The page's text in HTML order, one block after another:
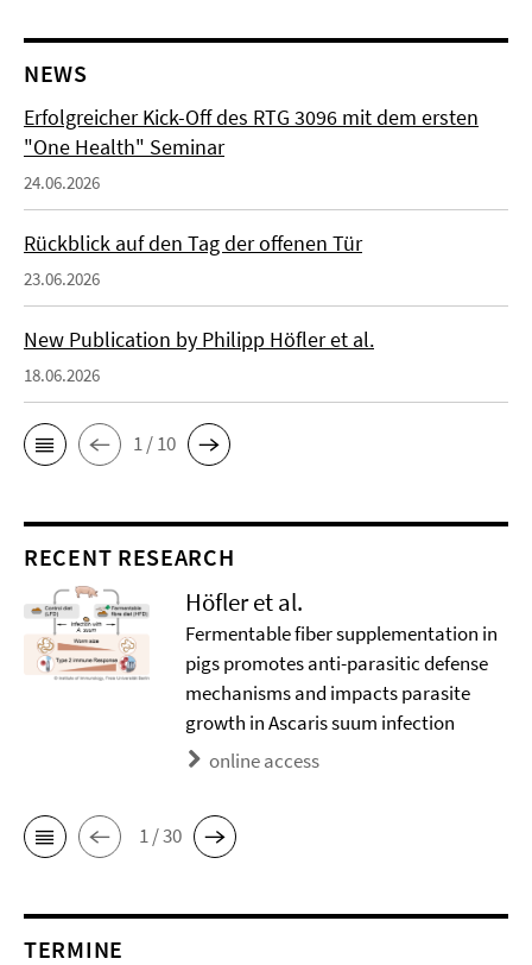
NEWS
Erfolgreicher Kick-Off des RTG 3096 mit dem ersten
"One Health" Seminar
24.06.2026
Rückblick auf den Tag der offenen Tür
23.06.2026
New Publication by Philipp Höfler et al.
18.06.2026
1 / 10
RECENT RESEARCH
Höfler et al.
Fermentable fiber supplementation in
pigs promotes anti-parasitic defense
mechanisms and impacts parasite
growth in Ascaris suum infection
online access
1 / 30
TERMINE